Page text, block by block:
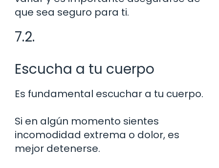
que sea seguro para ti.
7.2.
Escucha a tu cuerpo
Es fundamental escuchar a tu cuerpo.
Si en algún momento sientes
incomodidad extrema o dolor, es
mejor detenerse.